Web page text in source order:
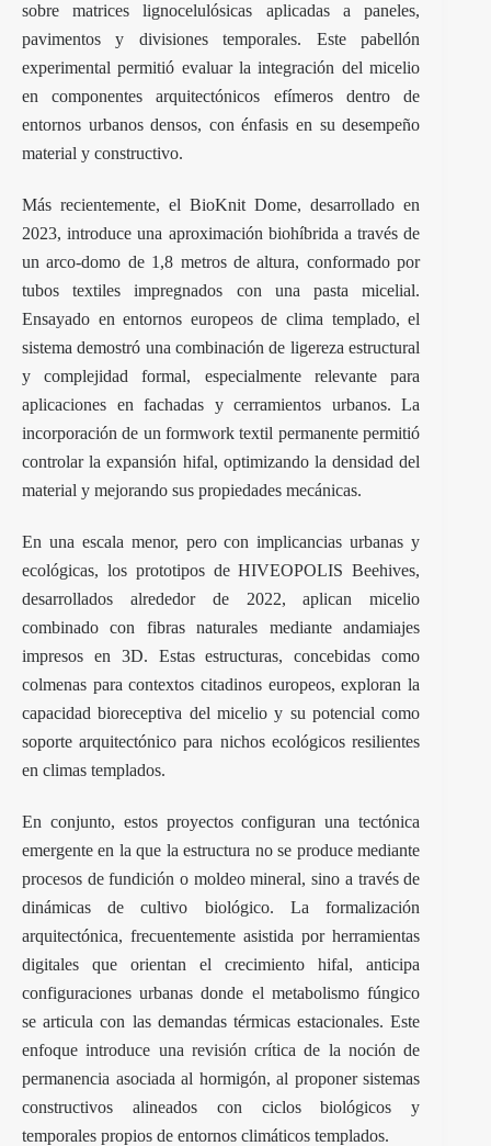
sobre matrices lignocelulósicas aplicadas a paneles,
pavimentos y divisiones temporales. Este pabellón
experimental permitió evaluar la integración del micelio
en componentes arquitectónicos efímeros dentro de
entornos urbanos densos, con énfasis en su desempeño
material y constructivo.
Más recientemente, el BioKnit Dome, desarrollado en
2023, introduce una aproximación biohíbrida a través de
un arco-domo de 1,8 metros de altura, conformado por
tubos textiles impregnados con una pasta micelial.
Ensayado en entornos europeos de clima templado, el
sistema demostró una combinación de ligereza estructural
y complejidad formal, especialmente relevante para
aplicaciones en fachadas y cerramientos urbanos. La
incorporación de un formwork textil permanente permitió
controlar la expansión hifal, optimizando la densidad del
material y mejorando sus propiedades mecánicas.
En una escala menor, pero con implicancias urbanas y
ecológicas, los prototipos de HIVEOPOLIS Beehives,
desarrollados alrededor de 2022, aplican micelio
combinado con fibras naturales mediante andamiajes
impresos en 3D. Estas estructuras, concebidas como
colmenas para contextos citadinos europeos, exploran la
capacidad bioreceptiva del micelio y su potencial como
soporte arquitectónico para nichos ecológicos resilientes
en climas templados.
En conjunto, estos proyectos configuran una tectónica
emergente en la que la estructura no se produce mediante
procesos de fundición o moldeo mineral, sino a través de
dinámicas de cultivo biológico. La formalización
arquitectónica, frecuentemente asistida por herramientas
digitales que orientan el crecimiento hifal, anticipa
configuraciones urbanas donde el metabolismo fúngico
se articula con las demandas térmicas estacionales. Este
enfoque introduce una revisión crítica de la noción de
permanencia asociada al hormigón, al proponer sistemas
constructivos alineados con ciclos biológicos y
temporales propios de entornos climáticos templados.